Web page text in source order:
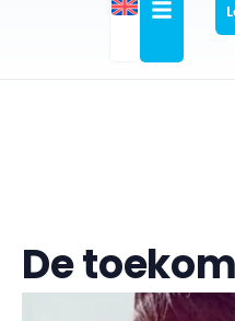
De